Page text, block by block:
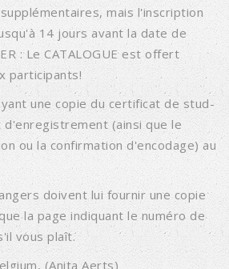
mais l'inscription
14 jours avant la date de
: Le CATALOGUE est offert
participants!
une copie du certificat de stud-
(ainsi que le
ou la confirmation d'encodage) au
doivent lui fournir une copie
la page indiquant le numéro de
vous plaît.
(Anita Aerts)